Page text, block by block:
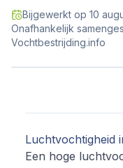
Bijgewerkt op 10
Onafhankelijk
Vochtbestrijding.info
Luchtvochtigheid
Een hoge